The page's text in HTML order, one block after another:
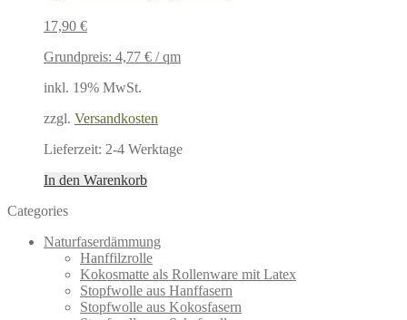
17,90 €
Grundpreis: 4,77 € /qm
inkl. 19% MwSt.
zzgl. Versandkosten
Lieferzeit: 2-4 Werktage
In den Warenkorb
Categories
Naturfaserdämmung
Hanffilzrolle
Kokosmatte als Rollenware mit Latex
Stopfwolle aus Hanffasern
Stopfwolle aus Kokosfasern